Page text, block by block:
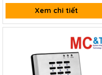
Xem chi tiết